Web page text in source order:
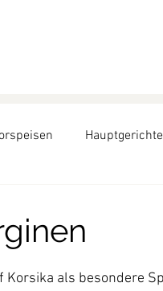
Hauptgerichte
als besondere